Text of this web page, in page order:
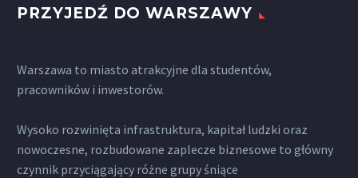
PRZYJEDŹ DO WARSZAWY
Warszawa to miasto atrakcyjne dla studentów,
pracowników i inwestorów.
Wysoko rozwinięta infrastruktura, kapitał ludzki oraz
nowoczesne, rozbudowane zaplecze biznesowe to główny
czynnik przyciągający różne grupy śniące